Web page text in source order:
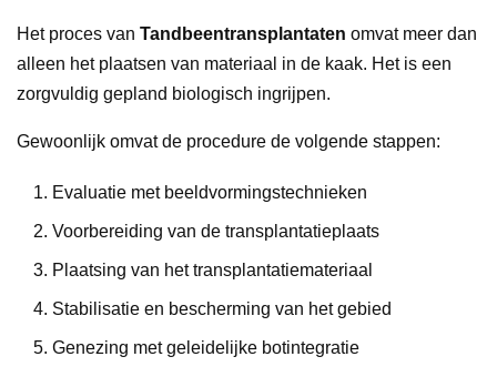
Het proces van Tandbeentransplantaten omvat meer dan
alleen het plaatsen van materiaal in de kaak. Het is een
zorgvuldig gepland biologisch ingrijpen.
Gewoonlijk omvat de procedure de volgende stappen:
Evaluatie met beeldvormingstechnieken
Voorbereiding van de transplantatieplaats
Plaatsing van het transplantatiemateriaal
Stabilisatie en bescherming van het gebied
Genezing met geleidelijke botintegratie